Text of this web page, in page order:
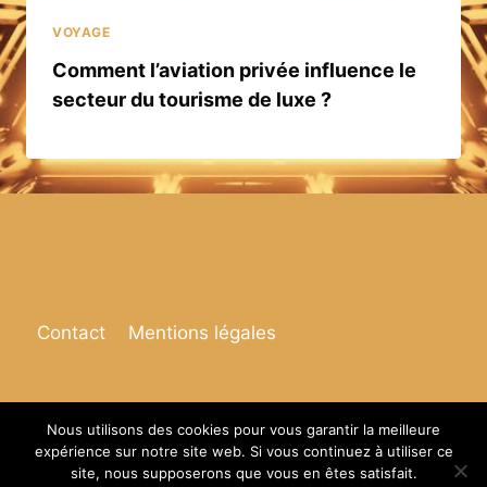
VOYAGE
Comment l’aviation privée influence le
secteur du tourisme de luxe ?
Contact Mentions légales
© 2026 Espace de vie
Nous utilisons des cookies pour vous garantir la meilleure
expérience sur notre site web. Si vous continuez à utiliser ce
site, nous supposerons que vous en êtes satisfait.